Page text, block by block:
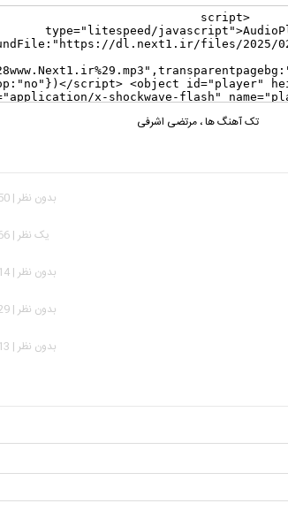
تک آهنگ ها، مرتضی اشرفی
بدون نظر | 2,650 بازدید
يک نظر | 5,266 بازدید
بدون نظر | 1,914 بازدید
بدون نظر | 3,629 بازدید
بدون نظر | 2,213 بازدید